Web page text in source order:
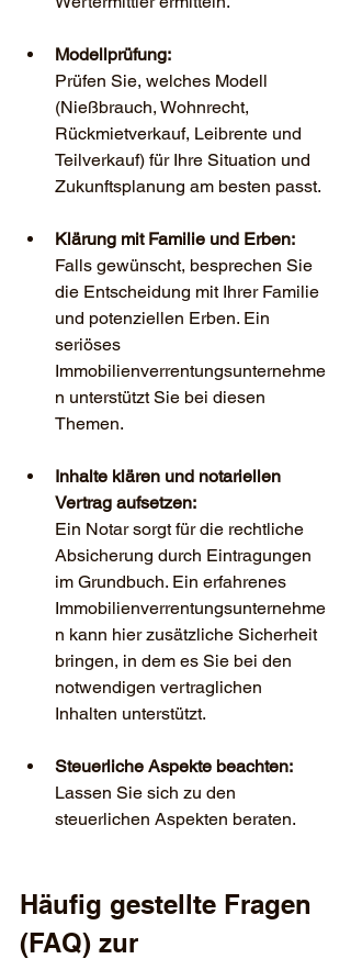
Modellprüfung:
Prüfen Sie, welches Modell
(Nießbrauch, Wohnrecht,
Rückmietverkauf, Leibrente und
Teilverkauf) für Ihre Situation und
Zukunftsplanung am besten passt.
Klärung mit Familie und Erben:
Falls gewünscht, besprechen Sie
die Entscheidung mit Ihrer Familie
und potenziellen Erben. Ein
seriöses
Immobilienverrentungsunternehme
n unterstützt Sie bei diesen
Themen.
Inhalte klären und notariellen
Vertrag aufsetzen:
Ein Notar sorgt für die rechtliche
Absicherung durch Eintragungen
im Grundbuch. Ein erfahrenes
Immobilienverrentungsunternehme
n kann hier zusätzliche Sicherheit
bringen, in dem es Sie bei den
notwendigen vertraglichen
Inhalten unterstützt.
Steuerliche Aspekte beachten:
Lassen Sie sich zu den
steuerlichen Aspekten beraten.
Häufig gestellte Fragen
(FAQ) zur